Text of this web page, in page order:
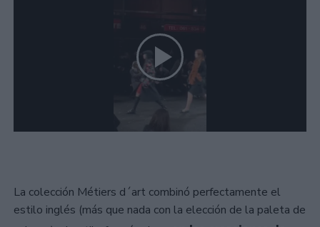
La colección Métiers d´art combinó perfectamente el
estilo inglés (más que nada con la elección de la paleta de